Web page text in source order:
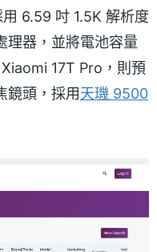
6.59 吋 1.5K 解析度
理器，並將電池容量
17T Pro，則預
鏡頭，採用天璣 9500